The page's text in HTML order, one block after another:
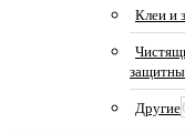
Клеи и
Другие